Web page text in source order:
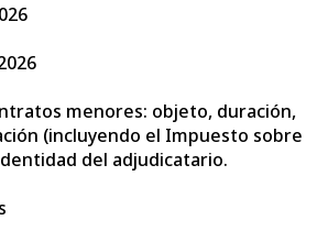
menores: objeto, duración,
(incluyendo el Impuesto sobre
del adjudicatario.